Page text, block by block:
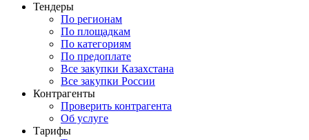
Тендеры
По регионам
По площадкам
По категориям
По предоплате
Все закупки Казахстана
Все закупки России
Контрагенты
Проверить контрагента
Об услуге
Тарифы